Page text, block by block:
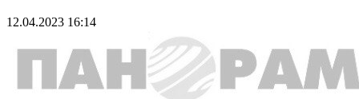
12.04.2023 16:14